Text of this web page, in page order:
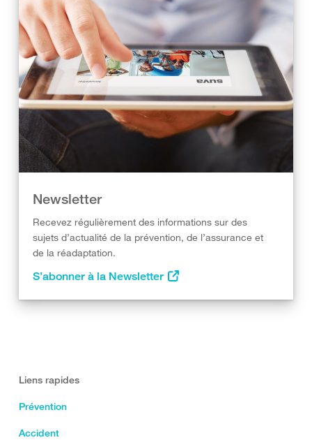
Newsletter
Recevez régulièrement des informations sur des
sujets d’actualité de la prévention, de l’assurance et
de la réadaptation.
S’abonner à la Newsletter
Liens rapides
Prévention
Accident